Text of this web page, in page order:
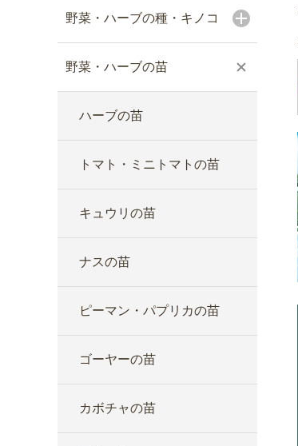
野菜・ハーブの種・キノコ
野菜・ハーブの苗
ハーブの苗
トマト・ミニトマトの苗
キュウリの苗
ナスの苗
ピーマン・パプリカの苗
ゴーヤーの苗
カボチャの苗